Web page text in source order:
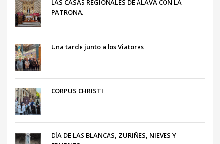
LAS CASAS REGIONALES DE ALAVA CON LA
PATRONA.
Una tarde junto a los Viatores
CORPUS CHRISTI
DÍA DE LAS BLANCAS, ZURIÑES, NIEVES Y